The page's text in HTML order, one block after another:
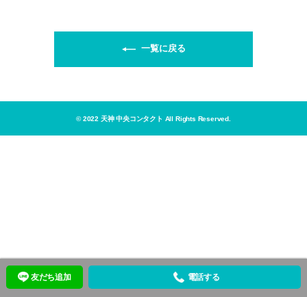
一覧に戻る
© 2022 天神 中央コンタクト All Rights Reserved.
友だち追加 電話する